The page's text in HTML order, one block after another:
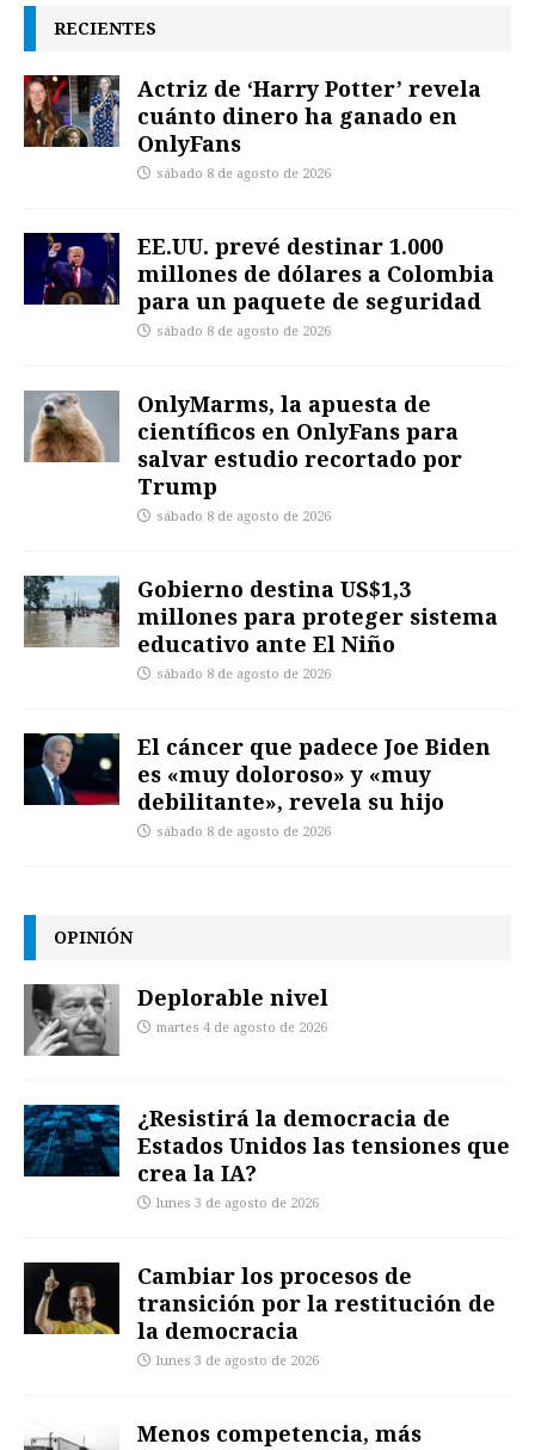
RECIENTES
Actriz de ‘Harry Potter’ revela
cuánto dinero ha ganado en
OnlyFans
sábado 8 de agosto de 2026
EE.UU. prevé destinar 1.000
millones de dólares a Colombia
para un paquete de seguridad
sábado 8 de agosto de 2026
OnlyMarms, la apuesta de
científicos en OnlyFans para
salvar estudio recortado por
Trump
sábado 8 de agosto de 2026
Gobierno destina US$1,3
millones para proteger sistema
educativo ante El Niño
sábado 8 de agosto de 2026
El cáncer que padece Joe Biden
es «muy doloroso» y «muy
debilitante», revela su hijo
sábado 8 de agosto de 2026
OPINIÓN
Deplorable nivel
martes 4 de agosto de 2026
¿Resistirá la democracia de
Estados Unidos las tensiones que
crea la IA?
lunes 3 de agosto de 2026
Cambiar los procesos de
transición por la restitución de
la democracia
lunes 3 de agosto de 2026
Menos competencia, más